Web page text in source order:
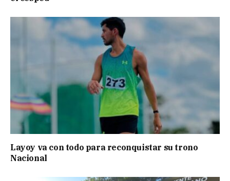
Layoy va con todo para reconquistar su trono
Nacional